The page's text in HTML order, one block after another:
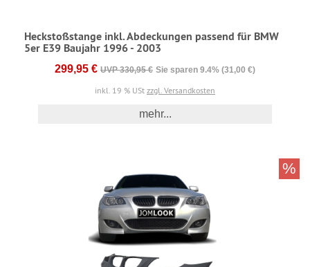
Heckstoßstange inkl. Abdeckungen passend für BMW
5er E39 Baujahr 1996 - 2003
299,95 € UVP 330,95 € Sie sparen 9.4% (31,00 €)
inkl. 19 % USt zzgl. Versandkosten
mehr...
%